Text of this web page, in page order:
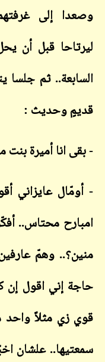
إلى غرفتهما
قبل أن يحل
ثم جلسا
وحديث :
انا أميرة بنت
عايزاني أقول
محتاس.. أفكّر
وهمّ عارفين
إني اقول إن كل
مثلاً واحد ملك..
علشان اخبّي